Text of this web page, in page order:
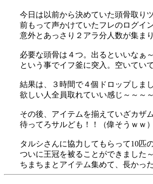
今日は以前から決めていた頭骨取り
前もって声かけていたフレのログイ
意外とあっさり２アラ分人数が集ま
必要な頭骨は４つ。出るといいなぁ～
という事でイフ釜に突入。空いてい
結果は、３時間で４個ドロップしまし
欲しい人全員取れていい感じ～～～
その後、アイテムを揃えていざカザム
待ってろサルども！！（偉そうｗｗ）
タルシさんに協力してもらって10匹
ついに王冠を被ることができました
ちまちまとアイテム集めて、長かっ